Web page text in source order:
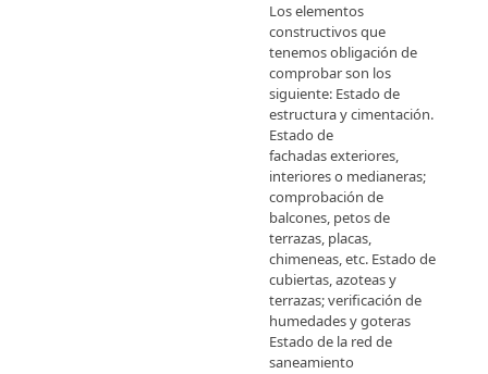
Los elementos
constructivos que
tenemos obligación de
comprobar son los
siguiente: Estado de
estructura y cimentación.
Estado de
fachadas exteriores,
interiores o medianeras;
comprobación de
balcones, petos de
terrazas, placas,
chimeneas, etc. Estado de
cubiertas, azoteas y
terrazas; verificación de
humedades y goteras
Estado de la red de
saneamiento